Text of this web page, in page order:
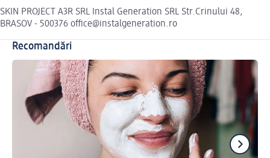
SKIN PROJECT A3R SRL Instal Generation SRL Str.Crinului 48,
BRASOV - 500376 office@instalgeneration.ro
Recomandări